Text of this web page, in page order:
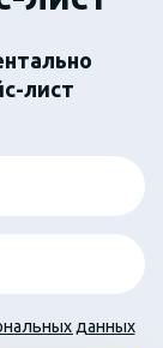
лист
данных